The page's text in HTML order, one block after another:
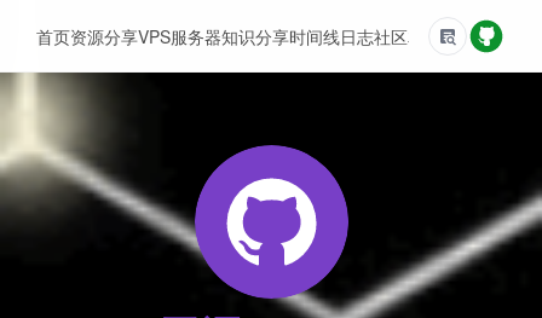
首页资源分享VPS服务器知识分享时间线日志社区友情链接